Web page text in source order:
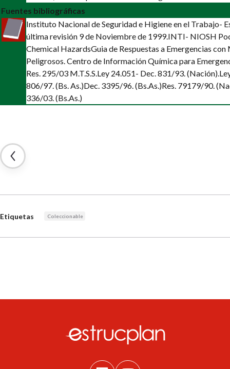
Fuentes bibliográficas
Instituto Nacional de Seguridad e Higiene en el Trabajo-
última revisión 9 de Noviembre de 1999.INTI- NIOSH
Chemical HazardsGuia de Respuestas a Emergencias
Peligrosos. Centro de Información Química para
Res. 295/03 M.T.S.S.Ley 24.051- Dec. 831/93. (Nación).
806/97. (Bs. As.)Dec. 3395/96. (Bs.As.)Res. 79179/90.
336/03. (Bs.As.)
Etiquetas Coleccionable